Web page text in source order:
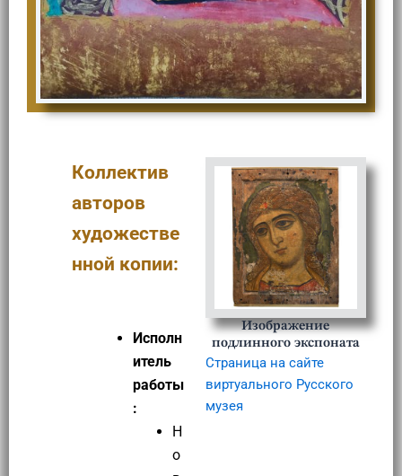
Коллектив
авторов
художестве
нной копии:
Исполн
итель
работы
:
Н
о
Изображение
подлинного экспоната
Страница на сайте
виртуального Русского
музея